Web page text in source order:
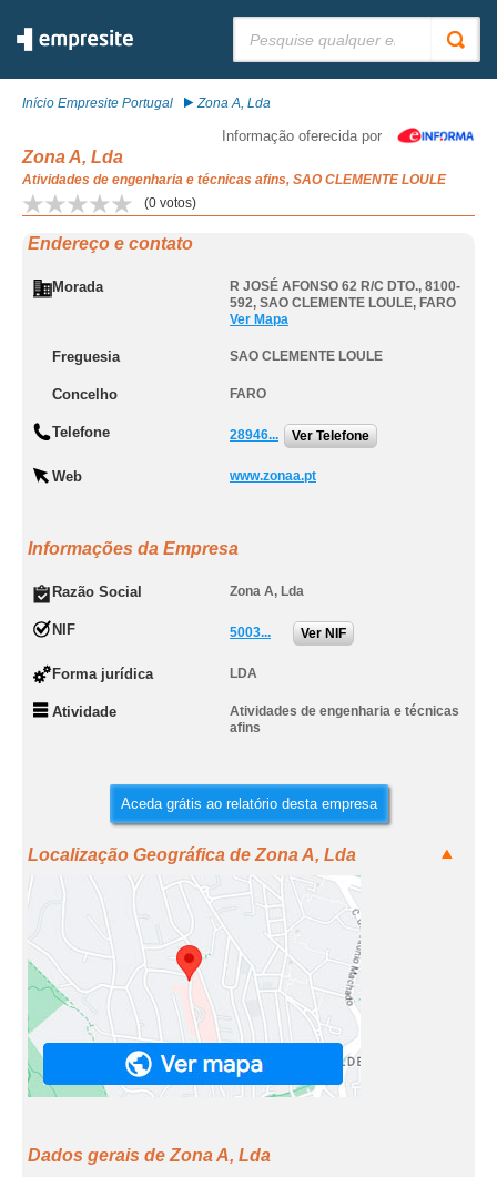
Início Empresite Portugal Zona A, Lda
Informação oferecida por
Zona A, Lda
Atividades de engenharia e técnicas afins, SAO CLEMENTE LOULE
(0 votos)
Endereço e contato
Morada
R JOSÉ AFONSO 62 R/C DTO., 8100-
592, SAO CLEMENTE LOULE, FARO
Ver Mapa
Freguesia SAO CLEMENTE LOULE
Concelho FARO
Telefone 28946... Ver Telefone
Web www.zonaa.pt
Informações da Empresa
Razão Social Zona A, Lda
NIF 5003... Ver NIF
Forma jurídica LDA
Atividade
Atividades de engenharia e técnicas
afins
Aceda grátis ao relatório desta empresa
Localização Geográfica de Zona A, Lda
Dados gerais de Zona A, Lda